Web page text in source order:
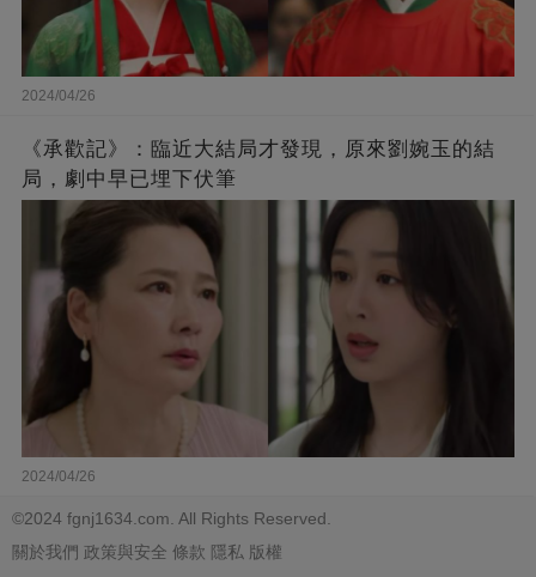
2024/04/26
《承歡記》：臨近大結局才發現，原來劉婉玉的結
局，劇中早已埋下伏筆
2024/04/26
©2024 fgnj1634.com. All Rights Reserved.
關於我們 政策與安全 條款 隱私 版權